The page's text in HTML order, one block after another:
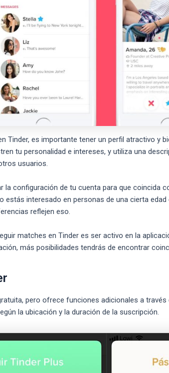
Tinder, es importante tener un perfil atractivo y
tu personalidad e intereses, y utiliza una
usuarios.
la configuración de tu cuenta para que coincida
estás interesado en personas de una cierta
reflejen eso.
matches en Tinder es ser activo en la
más posibilidades tendrás de encontrar
pero ofrece funciones adicionales a
la ubicación y la duración de la suscripción.